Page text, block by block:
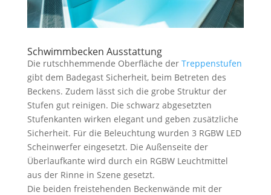
Schwimmbecken Ausstattung
Die rutschhemmende Oberfläche der Treppenstufen
gibt dem Badegast Sicherheit, beim Betreten des
Beckens. Zudem lässt sich die grobe Struktur der
Stufen gut reinigen. Die schwarz abgesetzten
Stufenkanten wirken elegant und geben zusätzliche
Sicherheit. Für die Beleuchtung wurden 3 RGBW LED
Scheinwerfer eingesetzt. Die Außenseite der
Überlaufkante wird durch ein RGBW Leuchtmittel
aus der Rinne in Szene gesetzt.
Die beiden freistehenden Beckenwände mit der